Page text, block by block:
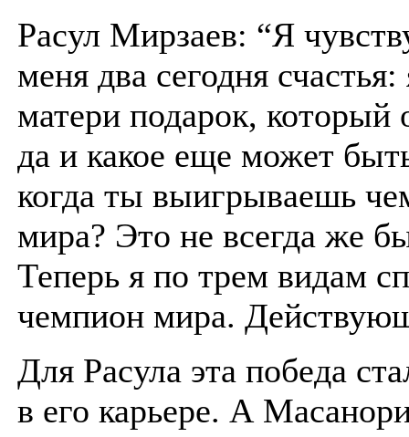
Расул Мирзаев: “Я
меня два сегодня счастья:
матери подарок, который
да и какое еще может
когда ты выигрываешь
мира? Это не всегда же
Теперь я по трем видам
чемпион мира.
Для Расула эта победа
в его карьере. А